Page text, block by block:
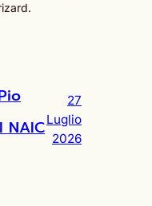
NAIC
27
Luglio
2026